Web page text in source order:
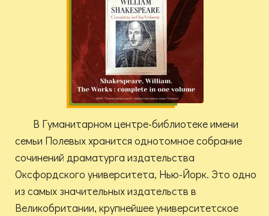
В Гуманитарном центре-библиотеке имени
семьи Полевых хранится однотомное собрание
сочинений драматурга издательства
Оксфордского университета, Нью-Йорк. Это одно
из самых значительных издательств в
Великобритании, крупнейшее университетское